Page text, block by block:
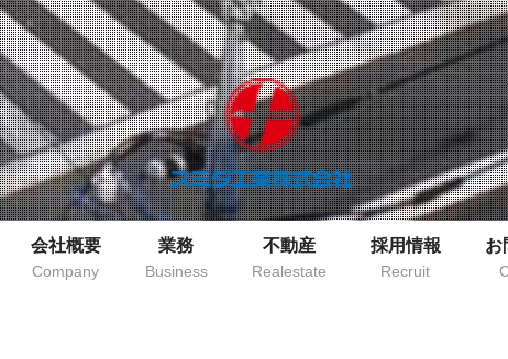
会社概要
Company
業務
Business
不動産
Realestate
採用情報
Recruit
お